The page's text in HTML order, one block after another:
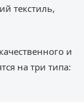
текстиль,
и
на три типа: